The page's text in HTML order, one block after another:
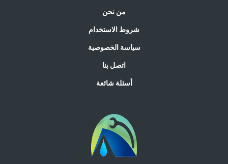
من نحن
شروط الاستخدام
سياسة الخصوصية
اتصل بنا
أسئلة شائعة